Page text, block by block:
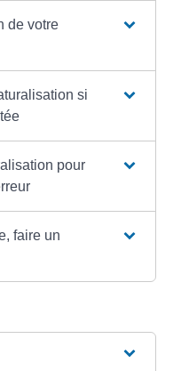
de votre
si
pour
faire un